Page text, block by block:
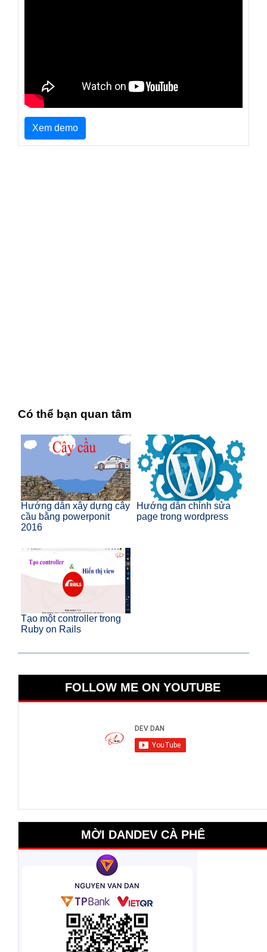
Xem demo
Có thể bạn quan tâm
Hướng dẫn xây dựng cây
cầu bằng powerponit
2016
Hướng dẫn chỉnh sửa
page trong wordpress
Tạo một controller trong
Ruby on Rails
FOLLOW ME ON YOUTUBE
MỜI DANDEV CÀ PHÊ